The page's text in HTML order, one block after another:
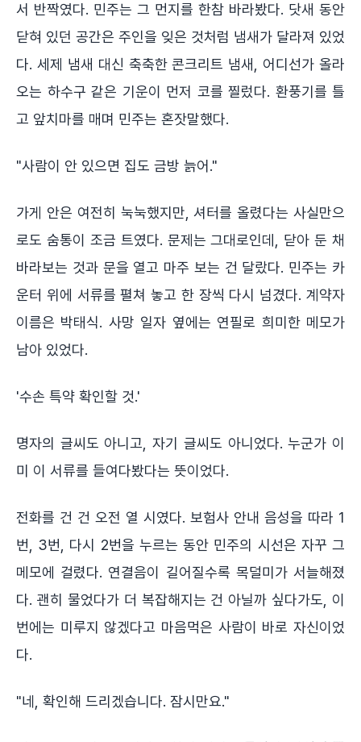
서 반짝였다. 민주는 그 먼지를 한참 바라봤다. 닷새 동안
닫혀 있던 공간은 주인을 잊은 것처럼 냄새가 달라져 있었
다. 세제 냄새 대신 축축한 콘크리트 냄새, 어디선가 올라
오는 하수구 같은 기운이 먼저 코를 찔렀다. 환풍기를 틀
고 앞치마를 매며 민주는 혼잣말했다.
"사람이 안 있으면 집도 금방 늙어."
가게 안은 여전히 눅눅했지만, 셔터를 올렸다는 사실만으
로도 숨통이 조금 트였다. 문제는 그대로인데, 닫아 둔 채
바라보는 것과 문을 열고 마주 보는 건 달랐다. 민주는 카
운터 위에 서류를 펼쳐 놓고 한 장씩 다시 넘겼다. 계약자
이름은 박태식. 사망 일자 옆에는 연필로 희미한 메모가
남아 있었다.
'수손 특약 확인할 것.'
명자의 글씨도 아니고, 자기 글씨도 아니었다. 누군가 이
미 이 서류를 들여다봤다는 뜻이었다.
전화를 건 건 오전 열 시였다. 보험사 안내 음성을 따라 1
번, 3번, 다시 2번을 누르는 동안 민주의 시선은 자꾸 그
메모에 걸렸다. 연결음이 길어질수록 목덜미가 서늘해졌
다. 괜히 물었다가 더 복잡해지는 건 아닐까 싶다가도, 이
번에는 미루지 않겠다고 마음먹은 사람이 바로 자신이었
다.
"네, 확인해 드리겠습니다. 잠시만요."